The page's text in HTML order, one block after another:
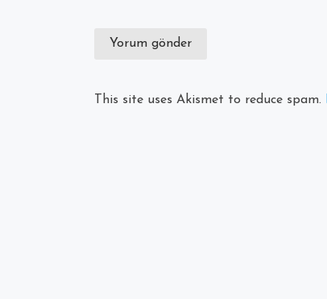
This site uses Akismet to reduce spam.